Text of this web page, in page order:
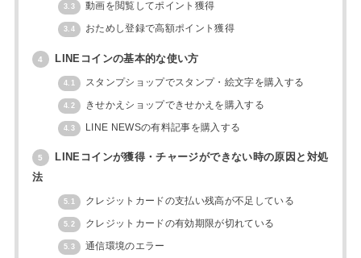
3.3 動画を閲覧してポイント獲得
3.4 おためし登録で高額ポイント獲得
4 LINEコインの基本的な使い方
4.1 スタンプショップでスタンプ・絵文字を購入する
4.2 きせかえショップできせかえを購入する
4.3 LINE NEWSの有料記事を購入する
5
LINEコインが獲得・チャージができない時の原因と対処
法
5.1 クレジットカードの支払い残高が不足している
5.2 クレジットカードの有効期限が切れている
5.3 通信環境のエラー